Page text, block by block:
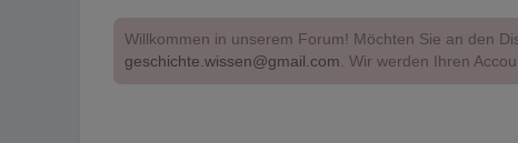
Willkommen in unserem Forum! Möchten Sie an den
geschichte.wissen@gmail.com. Wir werden Ihren